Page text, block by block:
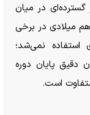
در میان
میلادی در برخی
نمی‌شد؛
دقیق پایان دوره
است.